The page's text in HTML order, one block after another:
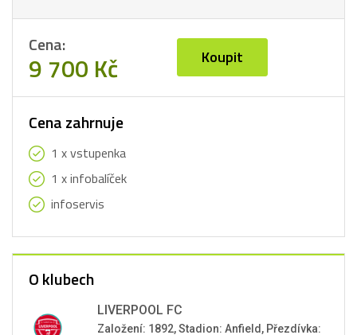
Cena:
9 700 Kč Koupit
Cena zahrnuje
1 x vstupenka
1 x infobalíček
infoservis
O klubech
LIVERPOOL FC
Založení: 1892, Stadion: Anfield, Přezdívka: